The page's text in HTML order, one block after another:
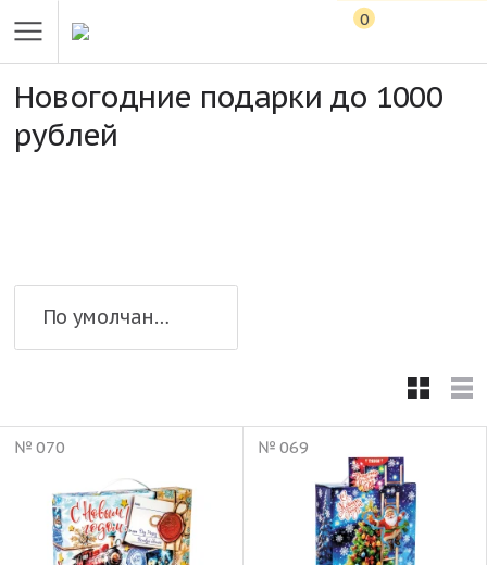
0
Новогодние подарки до 1000
рублей
По умолчанию
№ 070 № 069